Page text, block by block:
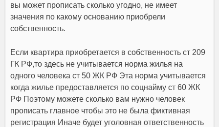
вы может прописать сколько угодно, не имеет
значения по какому основанию приобрели
собственность.
Если квартира приобретается в собственность ст 209
ГК РФ,то здесь не учитывается норма жилья на
одного человека ст 50 ЖК РФ Эта норма учитывается
когда жилье предоставляется по соцнайму ст 60 ЖК
РФ Поэтому можете сколько вам нужно человек
прописать главное чтобы это не была фиктивная
регистрация Иначе будет уголовная ответственность